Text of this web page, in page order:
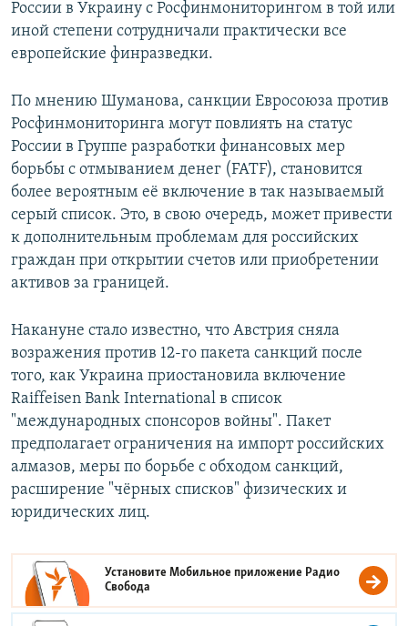
России в Украину с Росфинмониторингом в той или
иной степени сотрудничали практически все
европейские финразведки.
По мнению Шуманова, санкции Евросоюза против
Росфинмониторинга могут повлиять на статус
России в Группе разработки финансовых мер
борьбы с отмыванием денег (FATF), становится
более вероятным её включение в так называемый
серый список. Это, в свою очередь, может привести
к дополнительным проблемам для российских
граждан при открытии счетов или приобретении
активов за границей.
Накануне стало известно, что Австрия сняла
возражения против 12-го пакета санкций после
того, как Украина приостановила включение
Raiffeisen Bank International в список
"международных спонсоров войны". Пакет
предполагает ограничения на импорт российских
алмазов, меры по борьбе с обходом санкций,
расширение "чёрных списков" физических и
юридических лиц.
Установите Мобильное приложение Радио
Свобода